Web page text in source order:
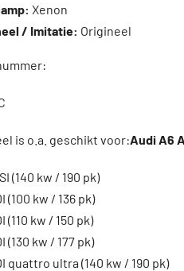
Xenon
/ Imitatie: Origineel
is o.a. geschikt voor:Audi A6
(140 kw / 190 pk)
(100 kw / 136 pk)
(110 kw / 150 pk)
(130 kw / 177 pk)
quattro ultra (140 kw / 190 pk)